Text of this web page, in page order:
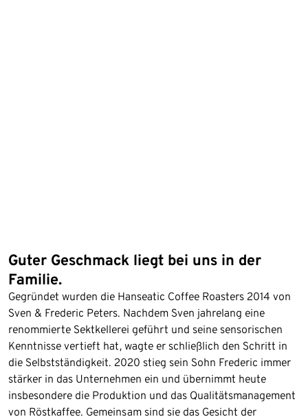
Guter Geschmack liegt bei uns in der
Familie.
Gegründet wurden die Hanseatic Coffee Roasters 2014 von
Sven & Frederic Peters. Nachdem Sven jahrelang eine
renommierte Sektkellerei geführt und seine sensorischen
Kenntnisse vertieft hat, wagte er schließlich den Schritt in
die Selbstständigkeit. 2020 stieg sein Sohn Frederic immer
stärker in das Unternehmen ein und übernimmt heute
insbesondere die Produktion und das Qualitätsmanagement
von Röstkaffee. Gemeinsam sind sie das Gesicht der